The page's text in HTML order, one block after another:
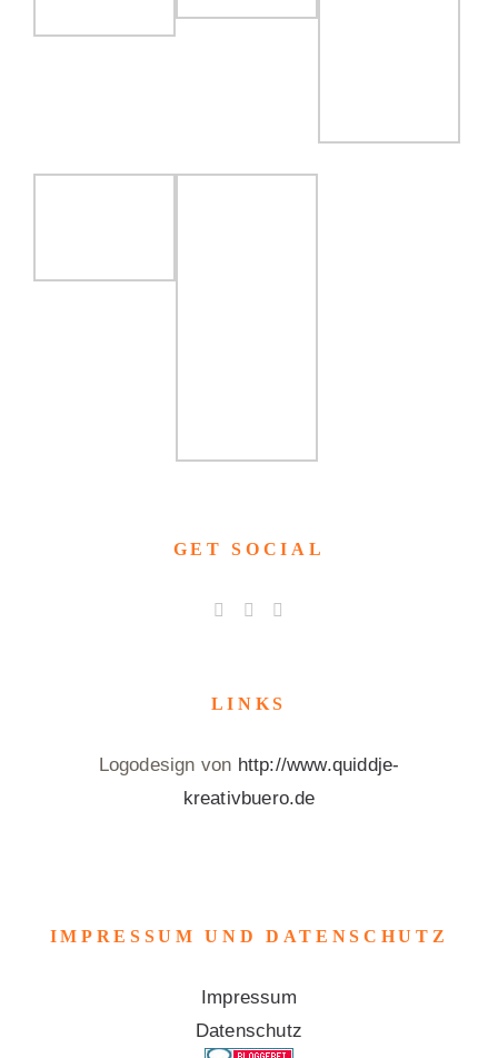
GET SOCIAL
LINKS
Logodesign von http://www.quiddje-
kreativbuero.de
IMPRESSUM UND DATENSCHUTZ
Impressum
Datenschutz